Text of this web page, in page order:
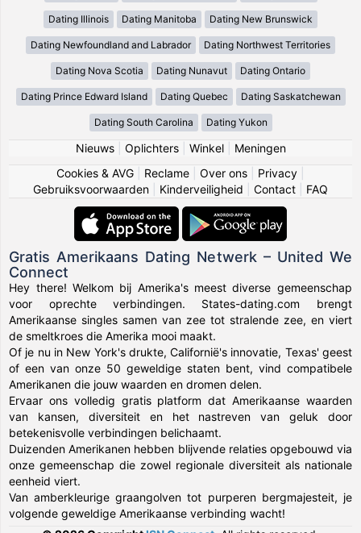
Dating Illinois Dating Manitoba Dating New Brunswick
Dating Newfoundland and Labrador Dating Northwest Territories
Dating Nova Scotia Dating Nunavut Dating Ontario
Dating Prince Edward Island Dating Quebec Dating Saskatchewan
Dating South Carolina Dating Yukon
Nieuws| Oplichters| Winkel| Meningen
Cookies & AVG
Reclame Over ons Privacy
Gebruiksvoorwaarden
Kinderveiligheid Contact FAQ
Gratis Amerikaans Dating Netwerk – United We
Connect
Hey there! Welkom bij Amerika's meest diverse gemeenschap
voor oprechte verbindingen. States-dating.com brengt
Amerikaanse singles samen van zee tot stralende zee, en viert
de smeltkroes die Amerika mooi maakt.
Of je nu in New York's drukte, Californië's innovatie, Texas' geest
of een van onze 50 geweldige staten bent, vind compatibele
Amerikanen die jouw waarden en dromen delen.
Ervaar ons volledig gratis platform dat Amerikaanse waarden
van kansen, diversiteit en het nastreven van geluk door
betekenisvolle verbindingen belichaamt.
Duizenden Amerikanen hebben blijvende relaties opgebouwd via
onze gemeenschap die zowel regionale diversiteit als nationale
eenheid viert.
Van amberkleurige graangolven tot purperen bergmajesteit, je
volgende geweldige Amerikaanse verbinding wacht!